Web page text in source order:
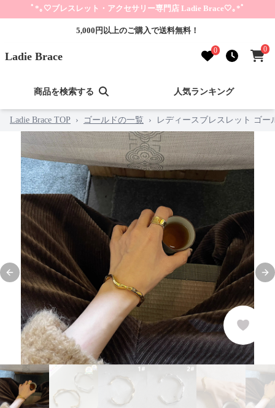
ﾟ*｡🤍ブレスレット・アクセサリー専門店 Ladie Brace🤍｡*ﾟ
5,000円以上のご購入で送料無料！
Ladie Brace 0 0
商品を検索する 人気ランキング
Ladie Brace TOP › ゴールドの一覧 › レディースブレスレット ゴ
Previous slide